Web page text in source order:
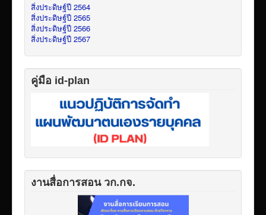
สิ่งประดิษฐ์ปี 2564
สิ่งประดิษฐ์ปี 2565
สิ่งประดิษฐ์ปี 2566
สิ่งประดิษฐ์ปี 2567
คู่มือ id-plan
งานสื่อการสอน วก.กจ.